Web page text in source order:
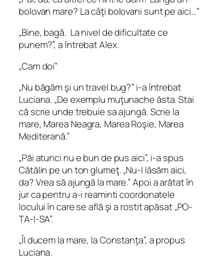
bolovan mare? La câţi bolovani sunt pe aici…”
„Bine, bagă. La nivel de dificultate ce
punem?”, a întrebat Alex.
„Cam doi”
„Nu băgăm şi un travel bug?” i‑a întrebat
Luciana. „De exemplu muţunache ăsta. Stai
că scrie unde trebuie sa ajungă. Scrie la
mare, Marea Neagra, Marea Roşie, Marea
Mediterană.”
„Păi atunci nu e bun de pus aici”, i‑a spus
Cătălin pe un ton glumeţ. „Nu-l lăsăm aici,
da? Vrea să ajungă la mare.” Apoi a arătat în
jur ca pentru a‑i reaminti coordonatele
locului în care se află şi a rostit apăsat „PO-
TA-I-SA”.
„Îl ducem la mare, la Constanţa”, a propus
Luciana.